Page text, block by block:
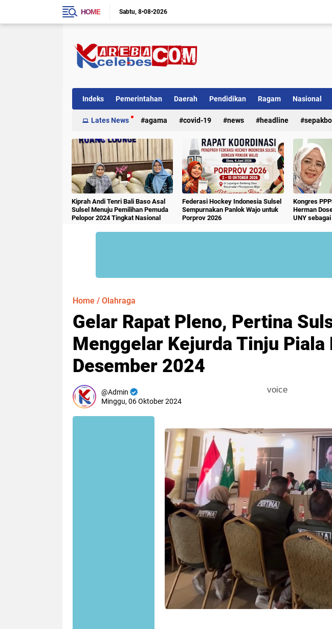
HOME Sabtu 8•08•2026
Indeks Pemerintahan Daerah Pendidikan Ragam Nasional
Internasional Kriminal
Lates News agama covid-19 news headline
Kiprah Andi Tenri Bali Baso Asal
Sulsel Menuju Pemilihan Pemuda
Pelopor 2024 Tingkat Nasional
Federasi Hockey Indonesia Sulsel
Sempurnakan Panlok Wajo untuk
Porprov 2026
Kongres
Herman
UNY
Home / Olahraga
Gelar Rapat Pleno, Pertina
Menggelar Kejurda Tinju Piala
Desember 2024
Admin
Minggu, 06 Oktober 2024
voice